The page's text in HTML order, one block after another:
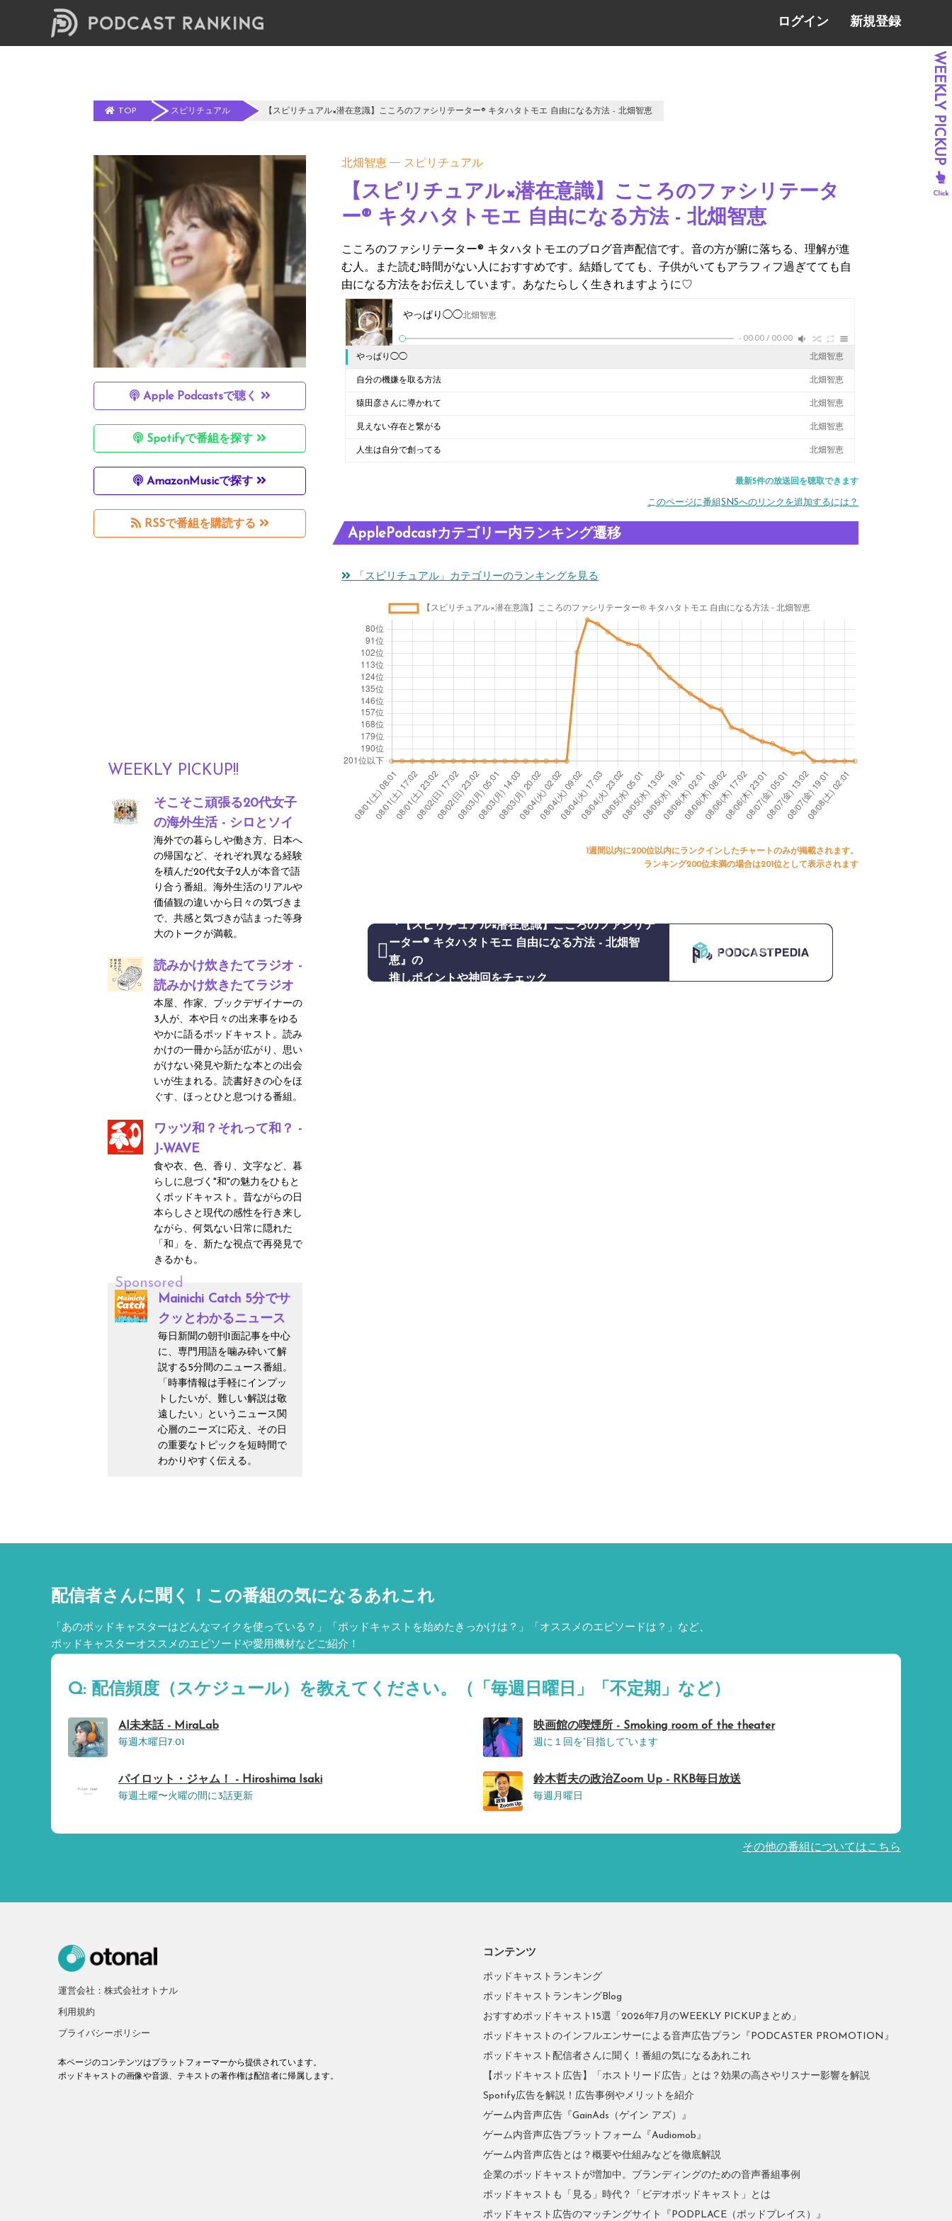
ログイン 新規登録
TOP スピリチュアル 【スピリチュアル×潜在意識】こころのファシリテーター® キタハタトモエ 自由になる方法 - 北畑智恵
Apple Podcastsで聴く
Spotifyで番組を探す
AmazonMusicで探す
RSSで番組を購読する
WEEKLY PICKUP!!
そこそこ頑張る20代女子
の海外生活 - シロとソイ
海外での暮らしや働き方、日本へ
の帰国など、それぞれ異なる経験
を積んだ20代女子2人が本音で語
り合う番組。海外生活のリアルや
価値観の違いから日々の気づきま
で、共感と気づきが詰まった等身
大のトークが満載。
読みかけ炊きたてラジオ -
読みかけ炊きたてラジオ
本屋、作家、ブックデザイナーの
3人が、本や日々の出来事をゆる
やかに語るポッドキャスト。読み
かけの一冊から話が広がり、思い
がけない発見や新たな本との出会
いが生まれる。読書好きの心をほ
ぐす、ほっとひと息つける番組。
ワッツ和？それって和？ -
J-WAVE
食や衣、色、香り、文字など、暮
らしに息づく"和"の魅力をひもと
くポッドキャスト。昔ながらの日
本らしさと現代の感性を行き来し
ながら、何気ない日常に隠れた
「和」を、新たな視点で再発見で
きるかも。
Sponsored
Mainichi Catch 5分でサ
クッとわかるニュース
毎日新聞の朝刊1面記事を中心
に、専門用語を噛み砕いて解
説する5分間のニュース番組。
「時事情報は手軽にインプッ
トしたいが、難しい解説は敬
遠したい」というニュース関
心層のニーズに応え、その日
の重要なトピックを短時間で
わかりやすく伝える。
北畑智恵 スピリチュアル
【スピリチュアル×潜在意識】こころのファシリテータ
ー® キタハタトモエ 自由になる方法 - 北畑智恵
こころのファシリテーター® キタハタトモエのブログ音声配信です。音の方が腑に落ちる、理解が進
む人。また読む時間がない人におすすめです。結婚してても、子供がいてもアラフィフ過ぎてても自
由になる方法をお伝えしています。あなたらしく生きれますように♡
やっぱり◯◯北畑智恵
- 00:00 / 00:00
やっぱり◯◯ 北畑智恵
自分の機嫌を取る方法 北畑智恵
猿田彦さんに導かれて 北畑智恵
見えない存在と繋がる 北畑智恵
人生は自分で創ってる 北畑智恵
最新5件の放送回を聴取できます
このページに番組SNSへのリンクを追加するには？
ApplePodcastカテゴリー内ランキング遷移
「スピリチュアル」カテゴリーのランキングを見る
1週間以内に200位以内にランクインしたチャートのみが掲載されます。
ランキング200位未満の場合は201位として表示されます
『【スピリチュアル×潜在意識】こころのファシリテ
ーター® キタハタトモエ 自由になる方法 - 北畑智
恵』の
推しポイントや神回をチェック
配信者さんに聞く！ この番組の気になるあれこれ
「あのポッドキャスターはどんなマイクを使っている？」「ポッドキャストを始めたきっかけは？」「オススメのエピソードは？」など、
ポッドキャスターオススメのエピソードや愛用機材などご紹介！
Q: 配信頻度（スケジュール）を教えてください。（「毎週日曜日」「不定期」など）
AI未来話 - MiraLab
毎週木曜日7:01
映画館の喫煙所 - Smoking room of the theater
週に１回を”目指して”います
パイロット・ジャム！ - Hiroshima Isaki
毎週土曜〜火曜の間に3話更新
鈴木哲夫の政治Zoom Up - RKB毎日放送
毎週月曜日
その他の番組についてはこちら
運営会社：株式会社オトナル
利用規約
プライバシーポリシー
本ページのコンテンツはプラットフォーマーから提供されています。
ポッドキャストの画像や音源、テキストの著作権は配信者に帰属します。
コンテンツ
ポッドキャストランキング
ポッドキャストランキングBlog
おすすめポッドキャスト15選「2026年7月のWEEKLY PICKUPまとめ」
ポッドキャストのインフルエンサーによる音声広告プラン『PODCASTER PROMOTION』
ポッドキャスト配信者さんに聞く！番組の気になるあれこれ
【ポッドキャスト広告】「ホストリード広告」とは？効果の高さやリスナー影響を解説
Spotify広告を解説！広告事例やメリットを紹介
ゲーム内音声広告『GainAds（ゲイン アズ）』
ゲーム内音声広告プラットフォーム『Audiomob』
ゲーム内音声広告とは？概要や仕組みなどを徹底解説
企業のポッドキャストが増加中。ブランディングのための音声番組事例
ポッドキャストも「見る」時代？「ビデオポッドキャスト」とは
ポッドキャスト広告のマッチングサイト『PODPLACE（ポッドプレイス）』